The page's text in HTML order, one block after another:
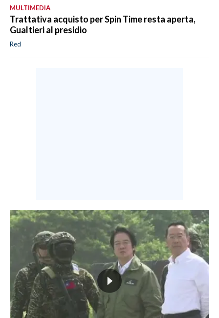
MULTIMEDIA
Trattativa acquisto per Spin Time resta aperta,
Gualtieri al presidio
Red